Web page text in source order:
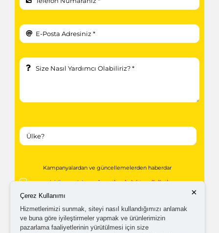
Kampanyalardan ve güncellemelerden haberdar
olabilmem için tarafımaticari elektronik ileti
gönderilmesini kabul ediyorum.
Kişisel verilerimin işlenmesine yönelikaydınlatma ve
×
Çerez Kullanımı
Hizmetlerimizi sunmak, siteyi nasıl kullandığımızı anlamak
ve buna göre iyileştirmeler yapmak ve ürünlerimizin
pazarlama faaliyetlerinin yürütülmesi için size